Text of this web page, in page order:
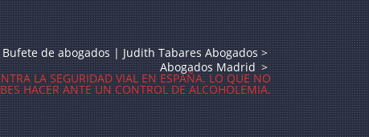
Bufete de abogados | Judith Tabares Abogados>
Abogados Madrid >
LA SEGURIDAD VIAL EN ESPAÑA. LO QUE NO
HACER ANTE UN CONTROL DE ALCOHOLEMIA.